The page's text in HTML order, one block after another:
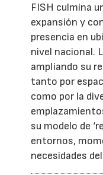
FISH culmina
expansión y
presencia en
nivel nacional.
ampliando su
tanto por
como por la
su modelo de
entornos,
necesidades